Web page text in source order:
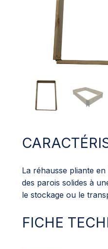
La réhausse pliante
des parois solides à
le stockage ou le
FICHE